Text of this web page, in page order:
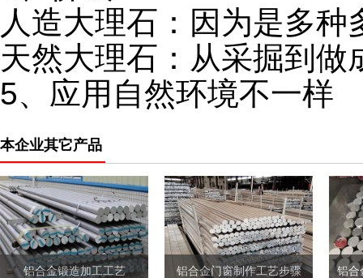
人造大理石：因为是多
天然大理石：从采掘到
5、应用自然环境不一样
本企业其它产品
铝合金锻造加工工艺 铝合金门窗制作工艺步骤